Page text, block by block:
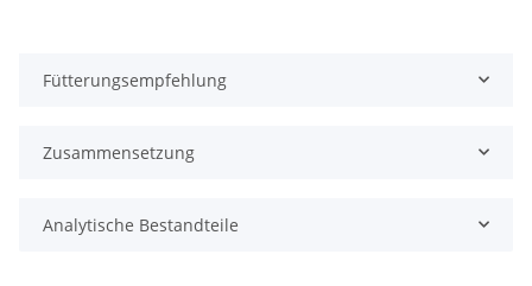
Fütterungsempfehlung
Zusammensetzung
Analytische Bestandteile